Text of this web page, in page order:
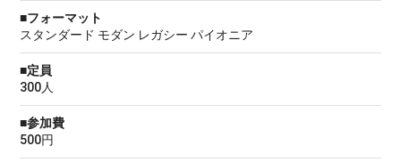
■フォーマット
スタンダード モダン レガシー パイオニア
■定員
300人
■参加費
500円